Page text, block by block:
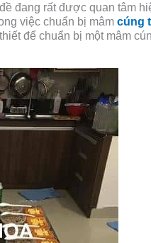
đang rất được quan tâm
việc chuẩn bị mâmcúng
để chuẩn bị một mâm